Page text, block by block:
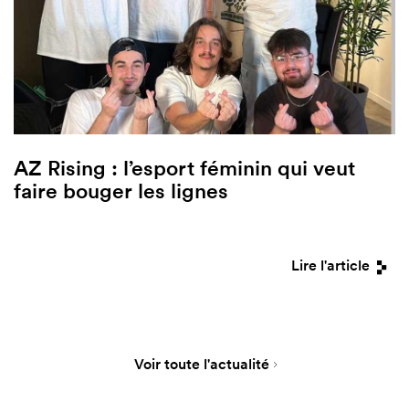
AZ Rising : l’esport féminin qui veut
faire bouger les lignes
Lire l'article
Voir toute l'actualité